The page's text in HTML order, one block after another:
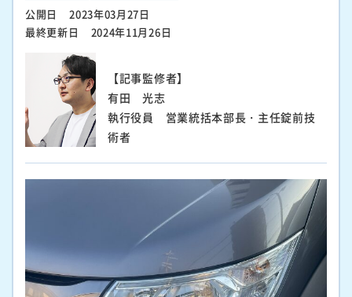
公開日
2023年03月27日
最終更新日
2024年11月26日
【記事監修者】
有田 光志
執行役員 営業統括本部長・主任錠前技
術者